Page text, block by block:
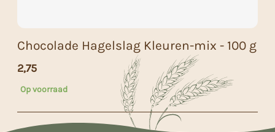
Chocolade Hagelslag Kleuren-mix - 100 g
2,75
Op voorraad